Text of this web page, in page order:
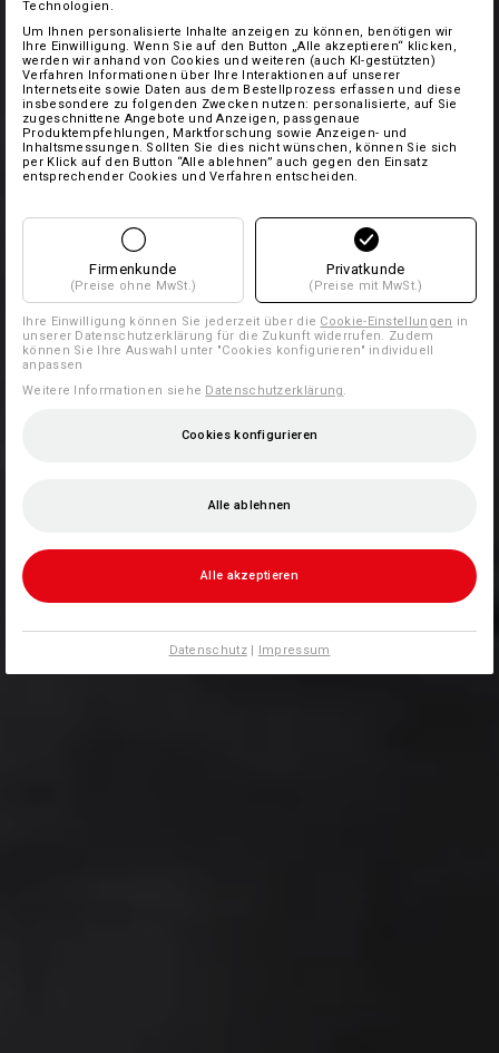
Technologien.
Um Ihnen personalisierte Inhalte anzeigen zu können, benötigen wir
Ihre Einwilligung. Wenn Sie auf den Button „Alle akzeptieren“ klicken,
werden wir anhand von Cookies und weiteren (auch KI-gestützten)
Verfahren Informationen über Ihre Interaktionen auf unserer
Internetseite sowie Daten aus dem Bestellprozess erfassen und diese
insbesondere zu folgenden Zwecken nutzen: personalisierte, auf Sie
zugeschnittene Angebote und Anzeigen, passgenaue
Produktempfehlungen, Marktforschung sowie Anzeigen- und
Inhaltsmessungen. Sollten Sie dies nicht wünschen, können Sie sich
per Klick auf den Button “Alle ablehnen” auch gegen den Einsatz
entsprechender Cookies und Verfahren entscheiden.
Firmenkunde
(Preise ohne MwSt.)
Privatkunde
(Preise mit MwSt.)
Ihre Einwilligung können Sie jederzeit über die Cookie-Einstellungen in
unserer Datenschutzerklärung für die Zukunft widerrufen. Zudem
können Sie Ihre Auswahl unter "Cookies konfigurieren" individuell
anpassen
Weitere Informationen siehe Datenschutzerklärung.
Cookies konfigurieren
Alle ablehnen
Alle akzeptieren
Datenschutz| Impressum